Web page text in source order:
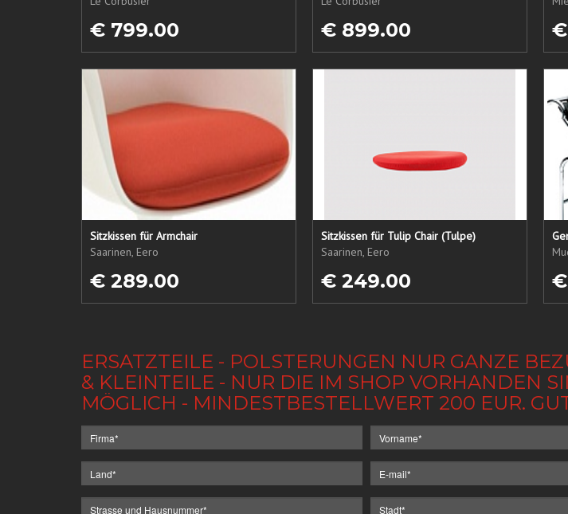
€ 799.00 € 899.00
Sitzkissen für Armchair
Saarinen, Eero
€ 289.00
Sitzkissen für Tulip Chair (Tulpe)
Saarinen, Eero
€ 249.00
ERSATZTEILE - POLSTERUNGEN NUR GANZE
& KLEINTEILE - NUR DIE IM SHOP VORHANDEN
MÖGLICH - MINDESTBESTELLWERT 200 EUR.